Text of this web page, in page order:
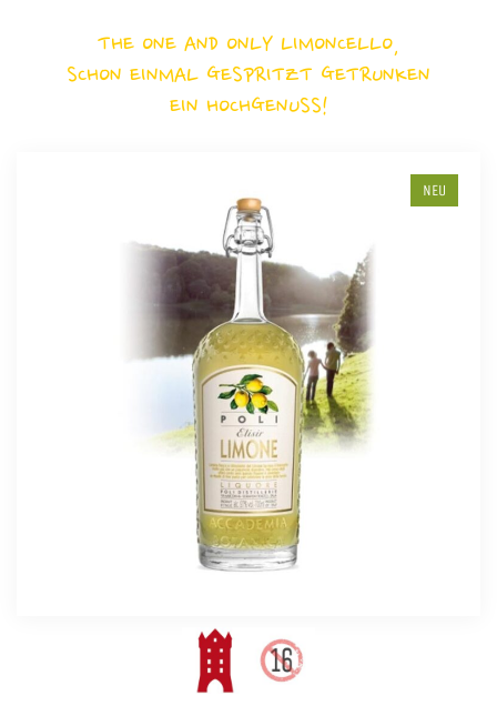
THE ONE AND ONLY LIMONCELLO,
SCHON EINMAL GESPRITZT GETRUNKEN
EIN HOCHGENUSS!
NEU